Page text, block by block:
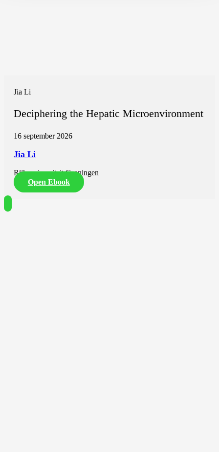
Jia Li
Deciphering the Hepatic Microenvironment
16 september 2026
Jia Li
Rijksuniversiteit Groningen
Open Ebook